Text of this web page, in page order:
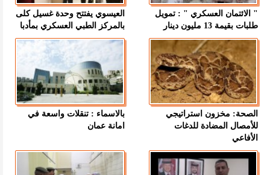
" الائتمان العسكري " : تمويل
طلبات بقيمة 13 مليون دينار
العيسوي يفتتح وحدة غسيل كلى
بالمركز الطبي العسكري بمأدبا
الصحة: مخزون استراتيجي
للأمصال المضادة للدغات
الأفاعي
بالاسماء : تنقلات واسعة في
امانة عمان